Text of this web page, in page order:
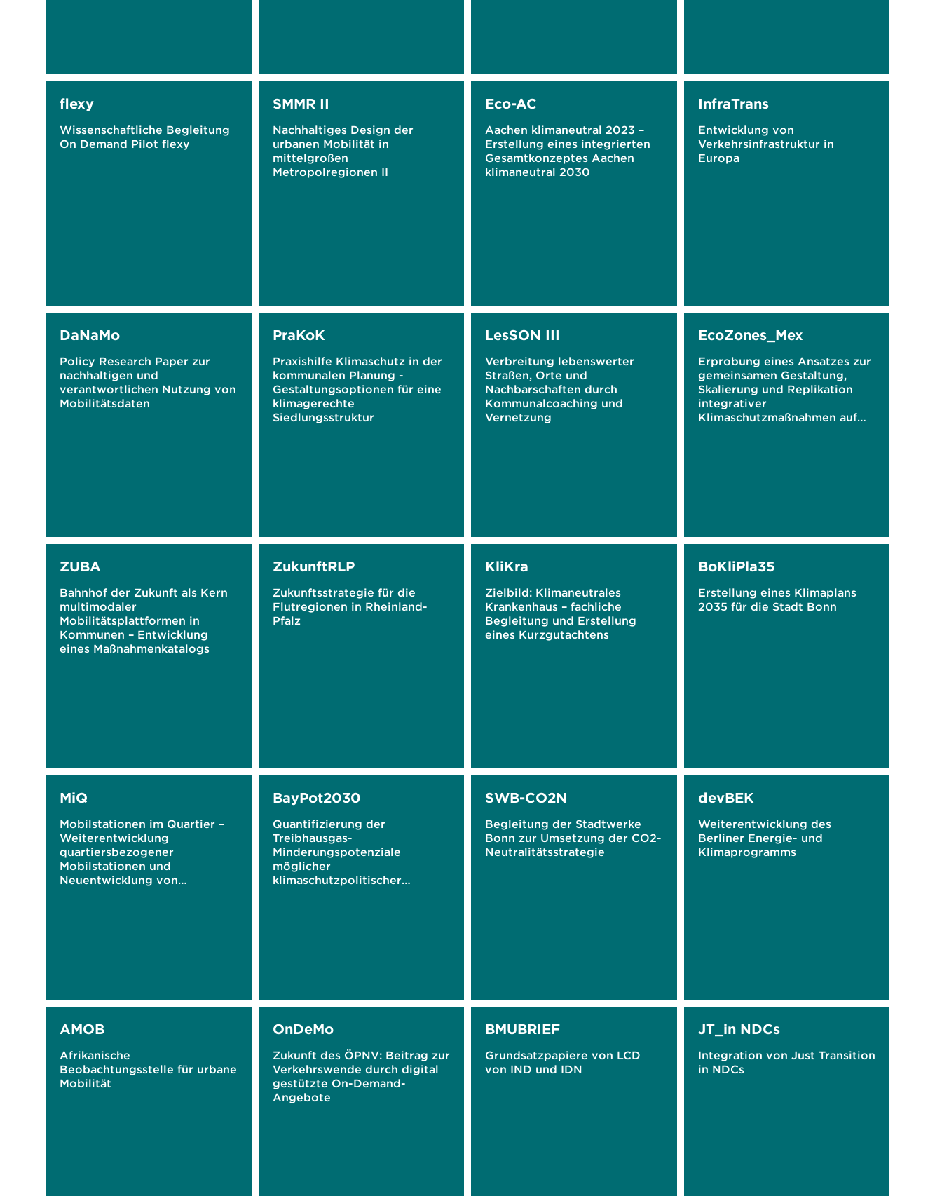
flexy
Wissenschaftliche Begleitung
On Demand Pilot flexy
SMMR II
Nachhaltiges Design der
urbanen Mobilität in
mittelgroßen
Metropolregionen II
Eco-AC
Aachen klimaneutral 2023 –
Erstellung eines integrierten
Gesamtkonzeptes Aachen
klimaneutral 2030
InfraTrans
Entwicklung von
Verkehrsinfrastruktur in
Europa
DaNaMo
Policy Research Paper zur
nachhaltigen und
verantwortlichen Nutzung von
Mobilitätsdaten
PraKoK
Praxishilfe Klimaschutz in der
kommunalen Planung -
Gestaltungsoptionen für eine
klimagerechte
Siedlungsstruktur
LesSON III
Verbreitung lebenswerter
Straßen, Orte und
Nachbarschaften durch
Kommunalcoaching und
Vernetzung
EcoZones_Mex
Erprobung eines Ansatzes zur
gemeinsamen Gestaltung,
Skalierung und Replikation
integrativer
Klimaschutzmaßnahmen auf
ZUBA
Bahnhof der Zukunft als Kern
multimodaler
Mobilitätsplattformen in
Kommunen – Entwicklung
eines Maßnahmenkatalogs
ZukunftRLP
Zukunftsstrategie für die
Flutregionen in Rheinland-
Pfalz
KliKra
Zielbild: Klimaneutrales
Krankenhaus – fachliche
Begleitung und Erstellung
eines Kurzgutachtens
BoKliPla35
Erstellung eines Klimaplans
2035 für die Stadt Bonn
MiQ
Mobilstationen im Quartier –
Weiterentwicklung
quartiersbezogener
Mobilstationen und
Neuentwicklung von
BayPot2030
Quantifizierung der
Treibhausgas-
Minderungspotenziale
möglicher
klimaschutzpolitischer
SWB-CO2N
Begleitung der Stadtwerke
Bonn zur Umsetzung der CO2-
Neutralitätsstrategie
devBEK
Weiterentwicklung des
Berliner Energie- und
Klimaprogramms
AMOB
Afrikanische
Beobachtungsstelle für urbane
Mobilität
OnDeMo
Zukunft des ÖPNV: Beitrag zur
Verkehrswende durch digital
gestützte On-Demand-
Angebote
BMUBRIEF
Grundsatzpapiere von LCD
von IND und IDN
JT_in NDCs
Integration von Just Transition
in NDCs